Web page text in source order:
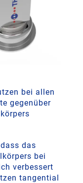
bei allen
gegenüber
das
bei
verbessert
tangential